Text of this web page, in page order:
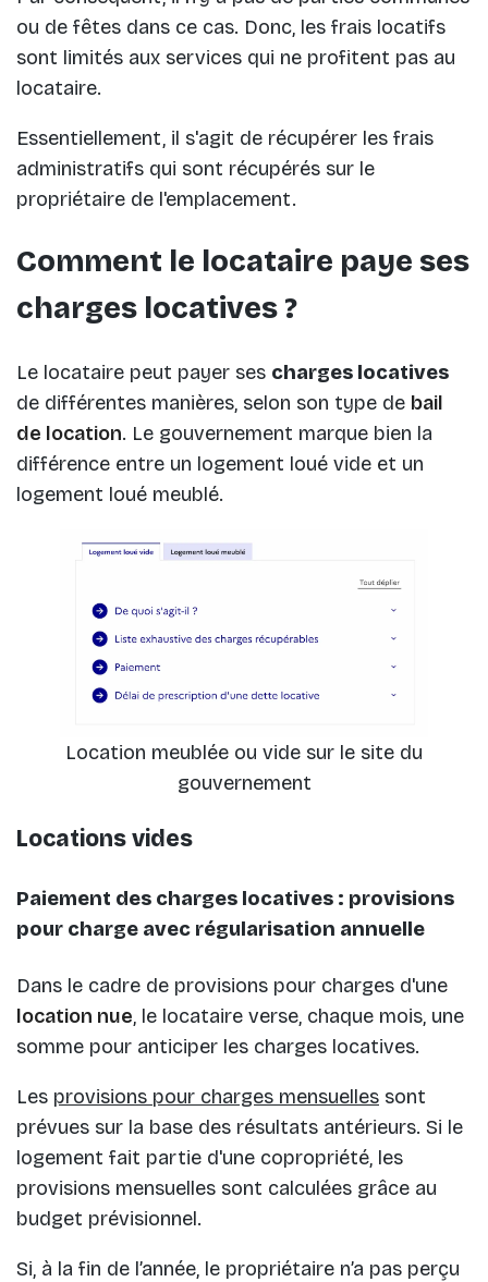
ou de fêtes dans ce cas. Donc, les frais locatifs
sont limités aux services qui ne profitent pas au
locataire.
Essentiellement, il s'agit de récupérer les frais
administratifs qui sont récupérés sur le
propriétaire de l'emplacement.
Comment le locataire paye ses
charges locatives ?
Le locataire peut payer ses charges locatives
de différentes manières, selon son type de bail
de location. Le gouvernement marque bien la
différence entre un logement loué vide et un
logement loué meublé.
Location meublée ou vide sur le site du
gouvernement
Locations vides
Paiement des charges locatives : provisions
pour charge avec régularisation annuelle
Dans le cadre de provisions pour charges d'une
location nue, le locataire verse, chaque mois, une
somme pour anticiper les charges locatives.
Les provisions pour charges mensuelles sont
prévues sur la base des résultats antérieurs. Si le
logement fait partie d'une copropriété, les
provisions mensuelles sont calculées grâce au
budget prévisionnel.
Si, à la fin de l’année, le propriétaire n’a pas perçu